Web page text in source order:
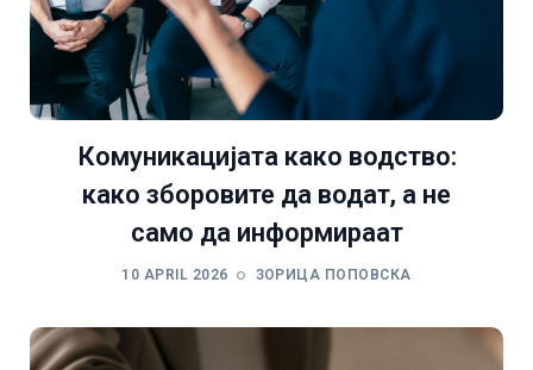
Комуникацијата како водство:
како зборовите да водат, а не
само да информираат
10 APRIL 2026 ЗОРИЦА ПОПОВСКА